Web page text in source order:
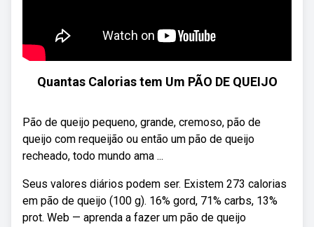
Quantas Calorias tem Um PÃO DE QUEIJO
Pão de queijo pequeno, grande, cremoso, pão de
queijo com requeijão ou então um pão de queijo
recheado, todo mundo ama ...
Seus valores diários podem ser. Existem 273 calorias
em pão de queijo (100 g). 16% gord, 71% carbs, 13%
prot. Web — aprenda a fazer um pão de queijo